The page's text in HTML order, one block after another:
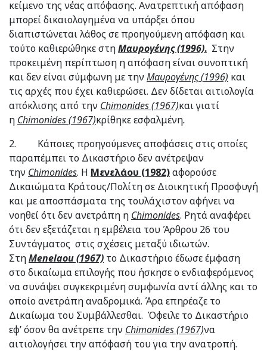
κείμενο της νέας απόφασης. Ανατρεπτική απόφαση
μπορεί δικαιολογημένα να υπάρξει όπου
διαπιστώνεται λάθος σε προηγούμενη απόφαση και
τούτο καθιερώθηκε στηΜαυρογένης (1996). Στην
προκειμένη περίπτωση η απόφαση είναι συνοπτική
και δεν είναι σύμφωνη με τηνΜαυρογένης (1996) και
τις αρχές που έχει καθιερώσει. Δεν δίδεται αιτιολογία
απόκλισης από την Chimonides(1967)και γιατί
η Chimonides(1967)κρίθηκε εσφαλμένη.
2. Κάποιες προηγούμενες αποφάσεις στις οποίες
παραπέμπει το Δικαστήριο δεν ανέτρεψαν
την Chimonides. Η Μενελάου (1982)αφορούσε
Δικαιώματα Κράτους/Πολίτη σε Διοικητική Προσφυγή
και με αποσπάσματα της τουλάχιστον αφήνει να
νοηθεί ότι δεν ανετράπη η Chimonides. Ρητά αναφέρει
ότι δεν εξετάζεται η εμβέλεια του Άρθρου 26 του
Συντάγματος στις σχέσεις μεταξύ ιδιωτών.
ΣτηMenelaou(1967) το Δικαστήριο έδωσε έμφαση
στο δικαίωμα επιλογής που ήσκησε ο ενδιαφερόμενος
να συνάψει συγκεκριμένη συμφωνία αντί άλλης και το
οποίο ανετράπη αναδρομικά. Άρα επηρέαζε το
Δικαίωμα του Συμβάλλεσθαι. Όφειλε το Δικαστήριο
εφ’ όσον θα ανέτρεπε την Chimonides(1967)να
αιτιολογήσει την απόφασή του για την ανατροπή.